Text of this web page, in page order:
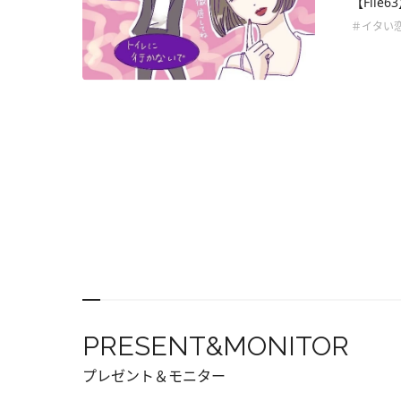
＃イタい
PRESENT&MONITOR
プレゼント＆モニター